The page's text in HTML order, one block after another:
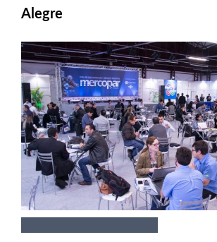
Alegre